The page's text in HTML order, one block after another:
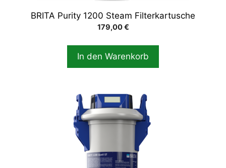
BRITA Purity 1200 Steam Filterkartusche
179,00€
In den Warenkorb